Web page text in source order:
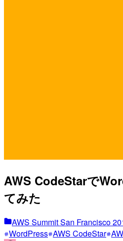
AWS CodeStarで
てみた
AWS Summit San Francisco
WordPress AWS CodeStar